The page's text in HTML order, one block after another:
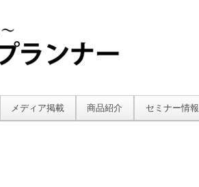
メディア掲載 商品紹介 セミナー情報